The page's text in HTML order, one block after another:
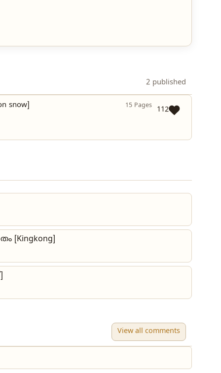
2 published
15 Pages 112
[Kingkong]
View all comments